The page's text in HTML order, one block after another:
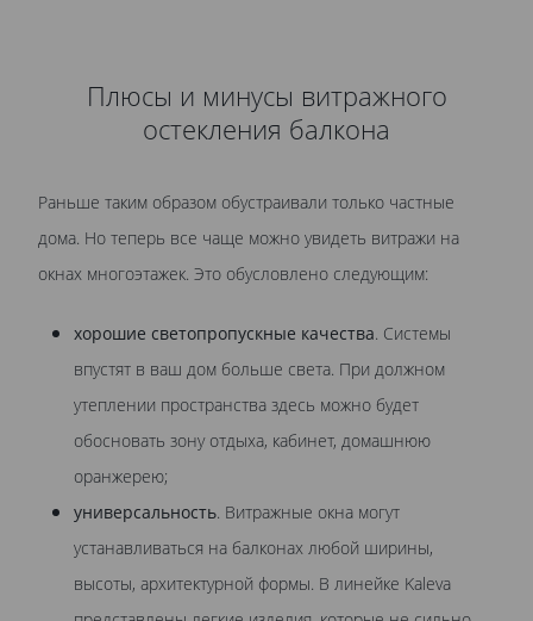
Плюсы и минусы витражного
остекления балкона
Раньше таким образом обустраивали только частные
дома. Но теперь все чаще можно увидеть витражи на
окнах многоэтажек. Это обусловлено следующим:
хорошие светопропускные качества. Системы
впустят в ваш дом больше света. При должном
утеплении пространства здесь можно будет
обосновать зону отдыха, кабинет, домашнюю
оранжерею;
универсальность. Витражные окна могут
устанавливаться на балконах любой ширины,
высоты, архитектурной формы. В линейке Kaleva